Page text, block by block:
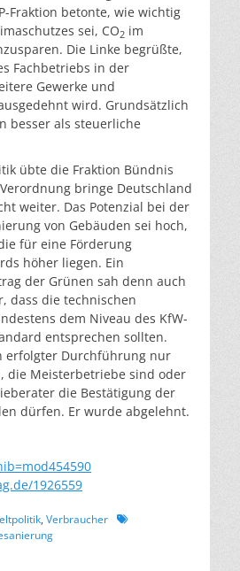
Fraktion betonte, wie wichtig
sei, CO2 im
Die Linke begrüßte,
Fachbetriebs in der
Gewerke und
wird. Grundsätzlich
besser als steuerliche
übte die Fraktion Bündnis
bringe Deutschland
weiter. Das Potenzial bei der
von Gebäuden sei hoch,
für eine Förderung
höher liegen. Ein
der Grünen sah denn auch
dass die technischen
dem Niveau des KfW-
entsprechen sollten.
erfolgter Durchführung nur
die Meisterbetriebe sind oder
die Bestätigung der
dürfen. Er wurde abgelehnt.
1926559
, Verbraucher Schlagworte